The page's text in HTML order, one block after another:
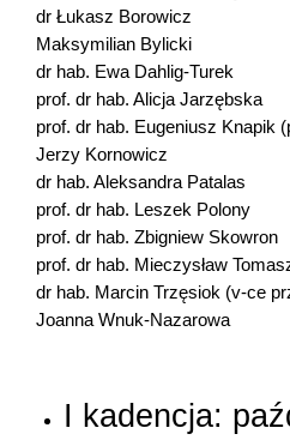
dr Łukasz Borowicz
Maksymilian Bylicki
dr hab. Ewa Dahlig-Turek
prof. dr hab. Alicja Jarzębska
prof. dr hab. Eugeniusz Knapik
Jerzy Kornowicz
dr hab. Aleksandra Patalas
prof. dr hab. Leszek Polony
prof. dr hab. Zbigniew Skowron
prof. dr hab. Mieczysław
dr hab. Marcin Trzęsiok (v-ce
Joanna Wnuk-Nazarowa
I kadencja: